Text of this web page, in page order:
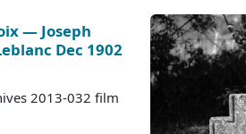
— Joseph
Dec 1902
2013-032 film